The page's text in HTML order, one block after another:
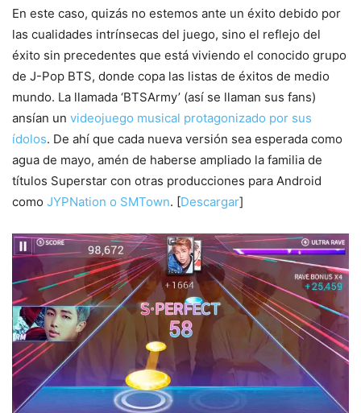
En este caso, quizás no estemos ante un éxito debido por
las cualidades intrínsecas del juego, sino el reflejo del
éxito sin precedentes que está viviendo el conocido grupo
de J-Pop BTS, donde copa las listas de éxitos de medio
mundo. La llamada ‘BTSArmy’ (así se llaman sus fans)
ansían un videojuego musical protagonizado por sus
ídolos. De ahí que cada nueva versión sea esperada como
agua de mayo, amén de haberse ampliado la familia de
títulos Superstar con otras producciones para Android
como JYPNation o SMTown. [Descargar]